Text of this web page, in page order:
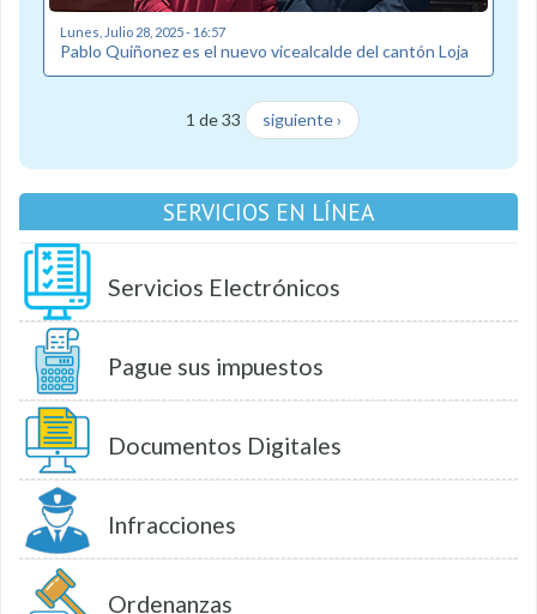
Lunes, Julio 28, 2025 - 16:57
Pablo Quiñonez es el nuevo vicealcalde del cantón Loja
1 de 33 siguiente ›
SERVICIOS EN LÍNEA
Servicios Electrónicos
Pague sus impuestos
Documentos Digitales
Infracciones
Ordenanzas